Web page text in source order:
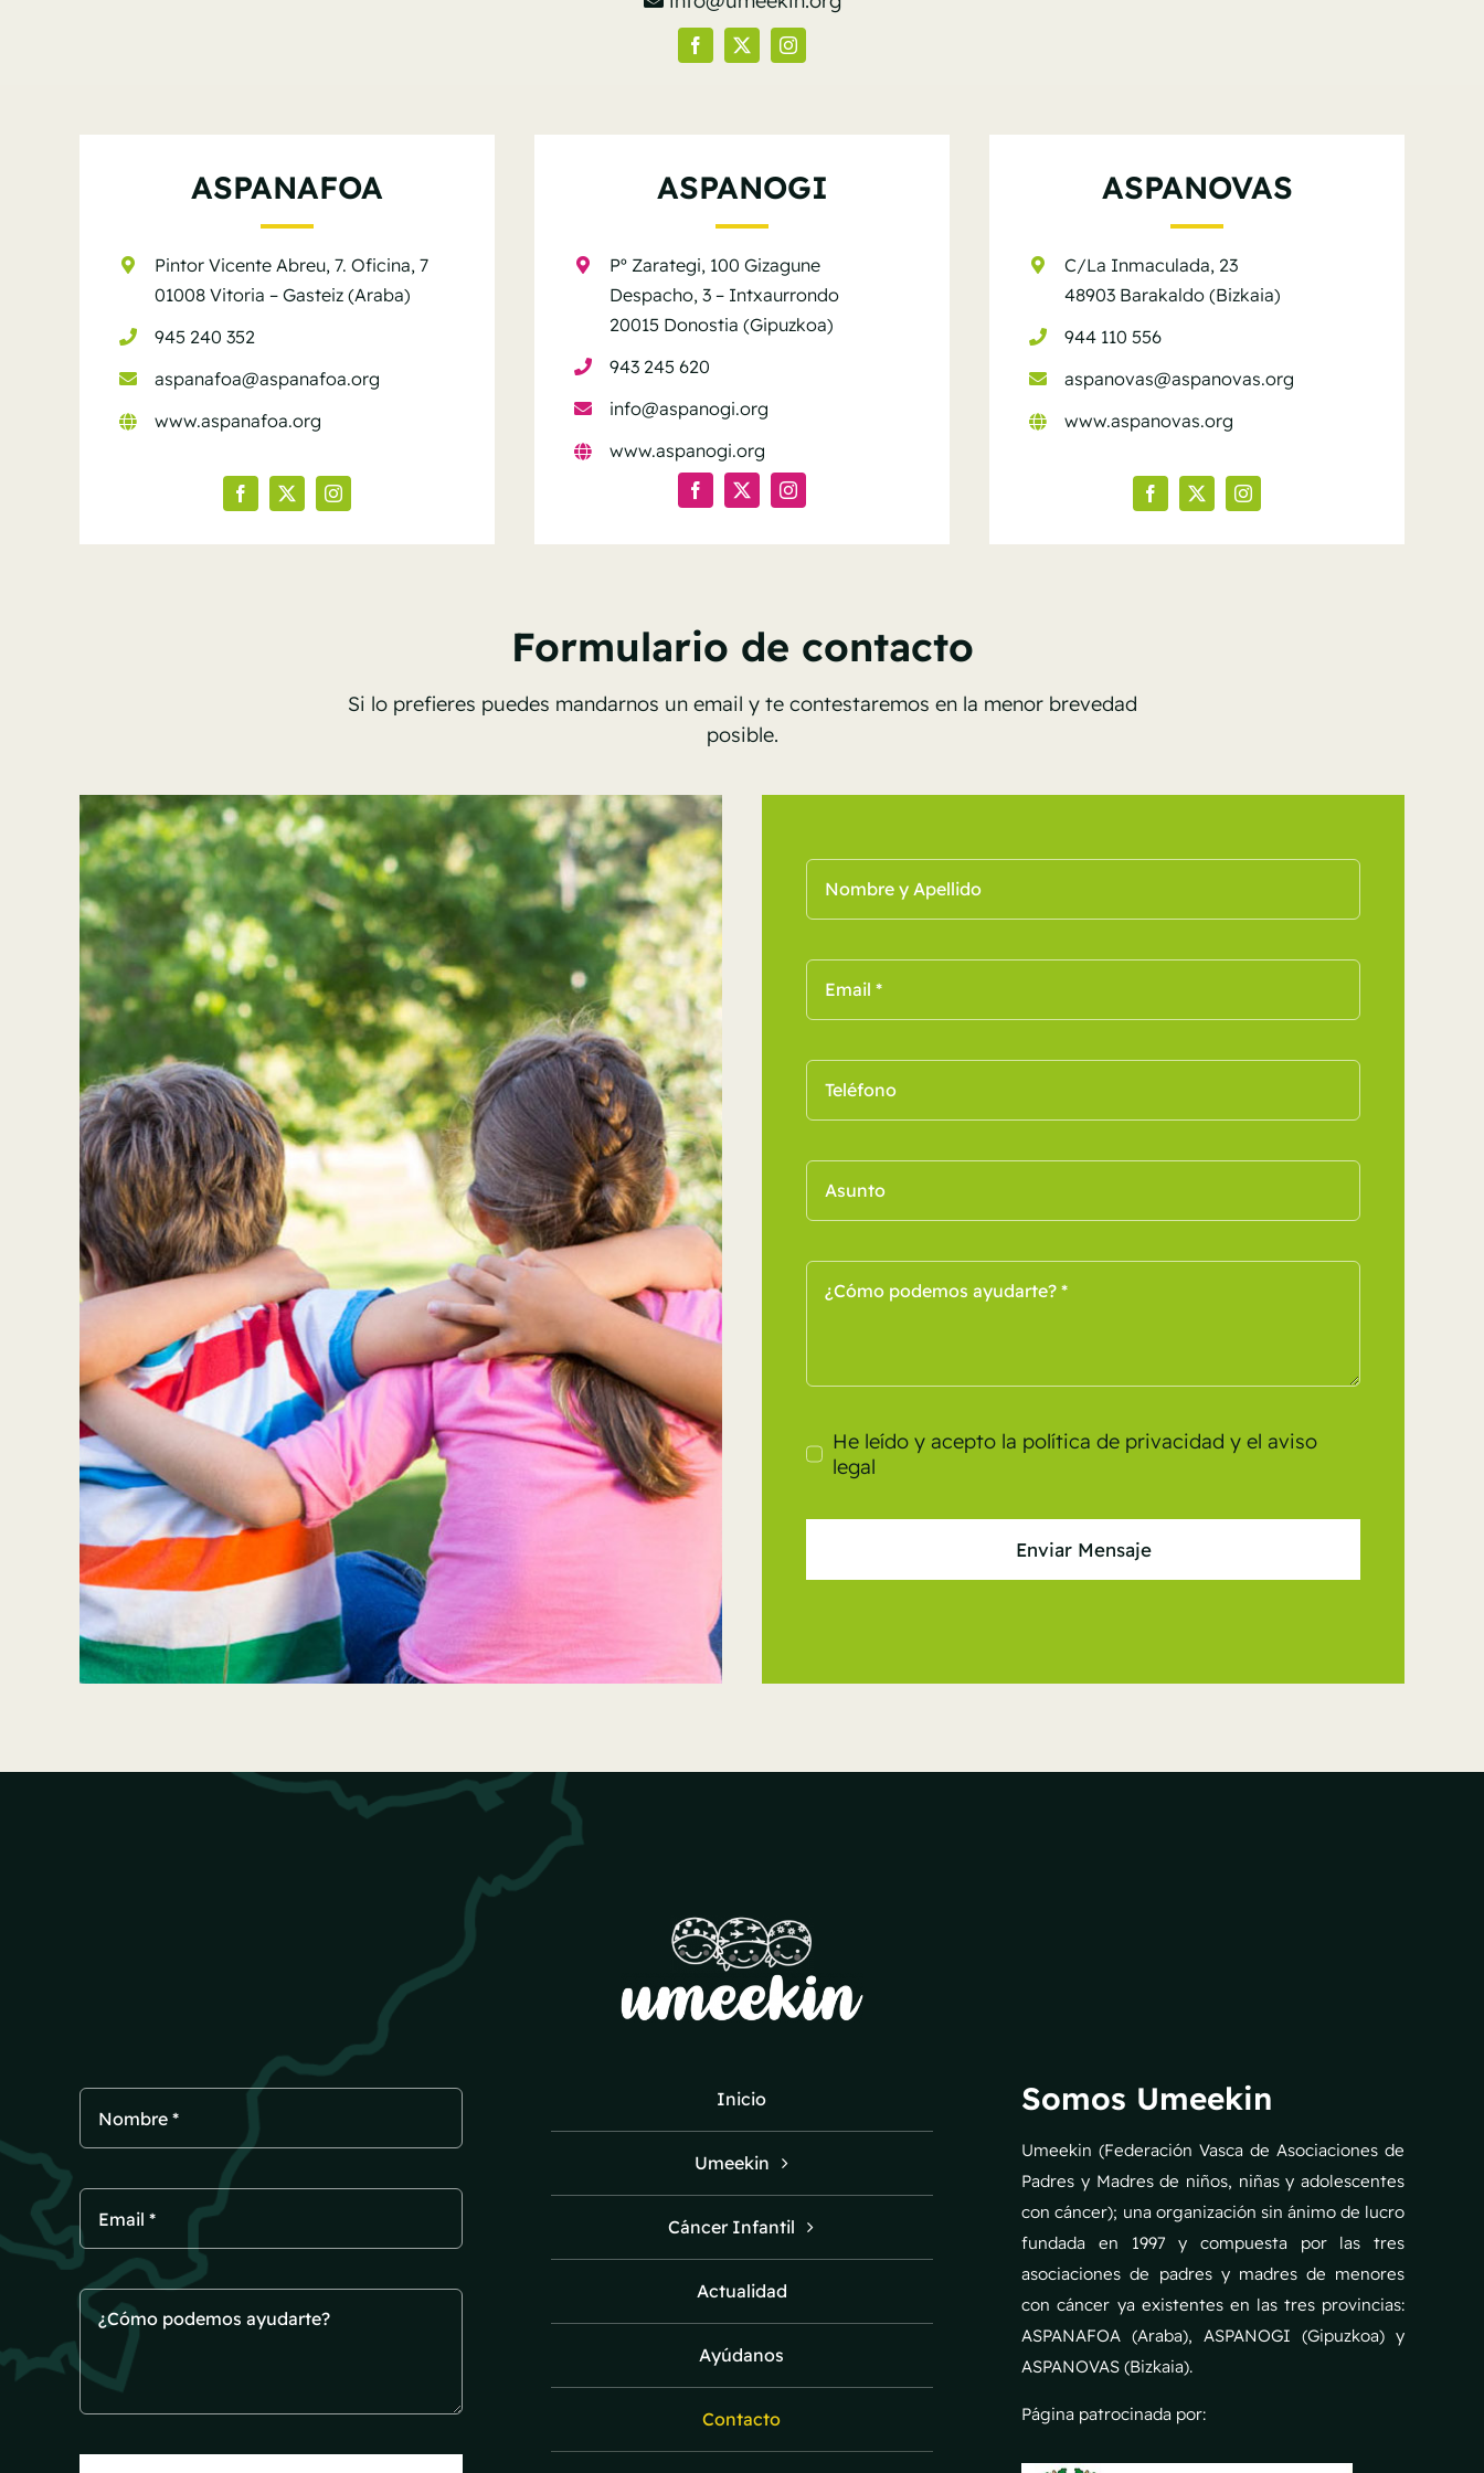
ASPANAFOA
Pintor Vicente Abreu, 7. Oficina, 7
01008 Vitoria – Gasteiz (Araba)
945 240 352
aspanafoa@aspanafoa.org
www.aspanafoa.org
ASPANOGI
Pº Zarategi, 100 Gizagune
Despacho, 3 – Intxaurrondo
20015 Donostia (Gipuzkoa)
943 245 620
info@aspanogi.org
www.aspanogi.org
ASPANOVAS
C/La Inmaculada, 23
48903 Barakaldo (Bizkaia)
944 110 556
aspanovas@aspanovas.org
www.aspanovas.org
Formulario de contacto
Si lo prefieres puedes mandarnos un email y te contestaremos en la menor brevedad
posible.
He leído y acepto la política de privacidad y elaviso
legal
Enviar Mensaje
Inicio
Umeekin
Cáncer Infantil
Actualidad
Ayúdanos
Contacto
Somos Umeekin
Umeekin (Federación Vasca de Asociaciones de
Padres y Madres de niños, niñas y adolescentes
con cáncer); una organización sin ánimo de lucro
fundada en 1997 y compuesta por las tres
asociaciones de padres y madres de menores
con cáncer ya existentes en las tres provincias:
ASPANAFOA (Araba), ASPANOGI (Gipuzkoa) y
ASPANOVAS (Bizkaia).
Página patrocinada por: